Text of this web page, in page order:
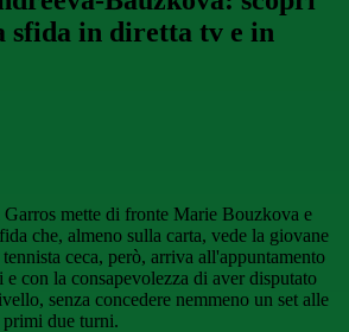
sfida in diretta tv e in
mette di fronte Marie Bouzkova e
che, almeno sulla carta, vede la giovane
ceca, però, arriva all'appuntamento
con la consapevolezza di aver disputato
senza concedere nemmeno un set alle
primi due turni.